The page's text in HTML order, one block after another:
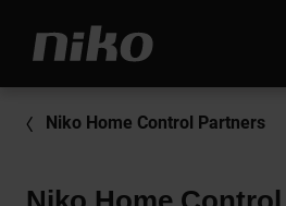
Niko Home Control Partners